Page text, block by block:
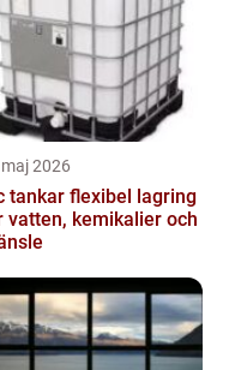
2026
flexibel lagring
vatten, kemikalier och